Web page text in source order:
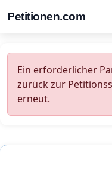
Petitionen.com
Ein erforderlicher
zurück zur
erneut.